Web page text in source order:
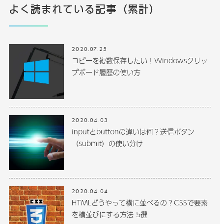
よく読まれている記事（累計）
2020.07.25
コピーを複数保存したい！Windowsクリッ
プボード履歴の使い方
2020.04.03
inputとbuttonの違いは何？送信ボタン
（submit）の使い分け
2020.04.04
HTMLどうやって横に並べるの？CSSで要素
を横並びにする方法 5選